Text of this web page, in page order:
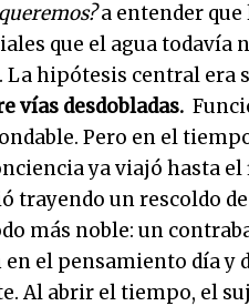
a entender que
que el agua todavía
La hipótesis central era
vías desdobladas.
Pero en el
ya viajó hasta
trayendo un rescoldo
más noble: un
el pensamiento día
Al abrir el tiempo, el